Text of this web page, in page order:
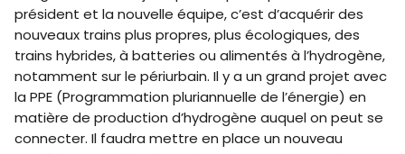
président et la nouvelle équipe, c’est d’acquérir des
nouveaux trains plus propres, plus écologiques, des
trains hybrides, à batteries ou alimentés à l’hydrogène,
notamment sur le périurbain. Il y a un grand projet avec
la PPE (Programmation pluriannuelle de l’énergie) en
matière de production d’hydrogène auquel on peut se
connecter. Il faudra mettre en place un nouveau